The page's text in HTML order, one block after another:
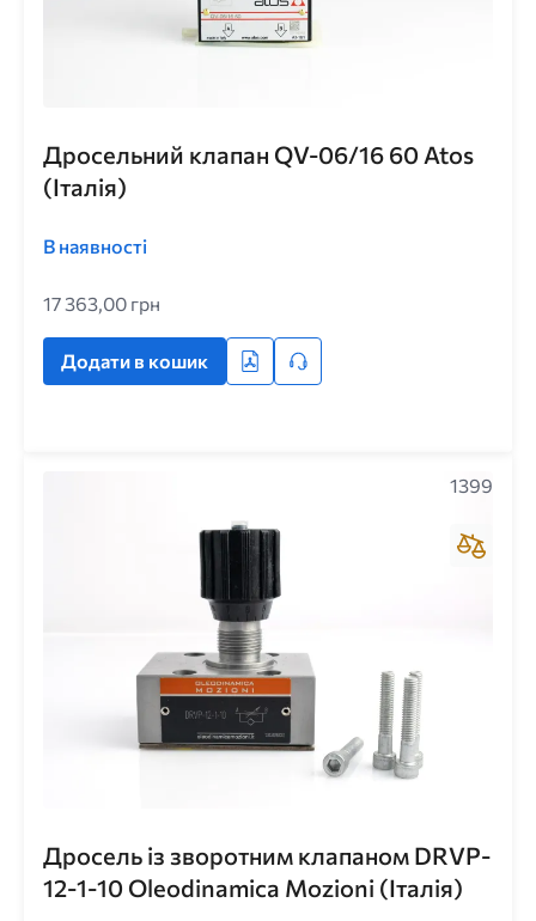
Дросельний клапан QV-06/16 60 Atos
(Італія)
В наявності
17 363,00 грн
Додати в кошик
Дросель із зворотним клапаном DRVP-
12-1-10 Oleodinamica Mozioni (Італія)
1399